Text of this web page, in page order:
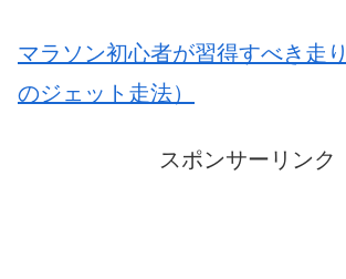
マラソン初心者が習得すべき走
のジェット走法）
スポンサーリンク